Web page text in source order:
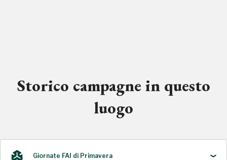
Storico campagne in questo
luogo
Giornate FAI di Primavera